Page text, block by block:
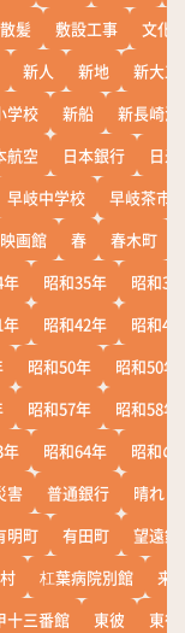
散髪 敷設工事
文化
新人 新地
新大工
学校 新船
新長崎漁
航空 日本銀行
日
早岐中学校
早岐茶市
映画館 春 春木町
年 昭和35年
昭和36
年 昭和42年
昭和43
昭和50年
昭和50年
昭和57年
昭和58年
年 昭和64年
昭和の
害 普通銀行
晴れ
明町 有田町
望遠鏡
村 杠葉病院別館
来
十三番館 東彼
東彼